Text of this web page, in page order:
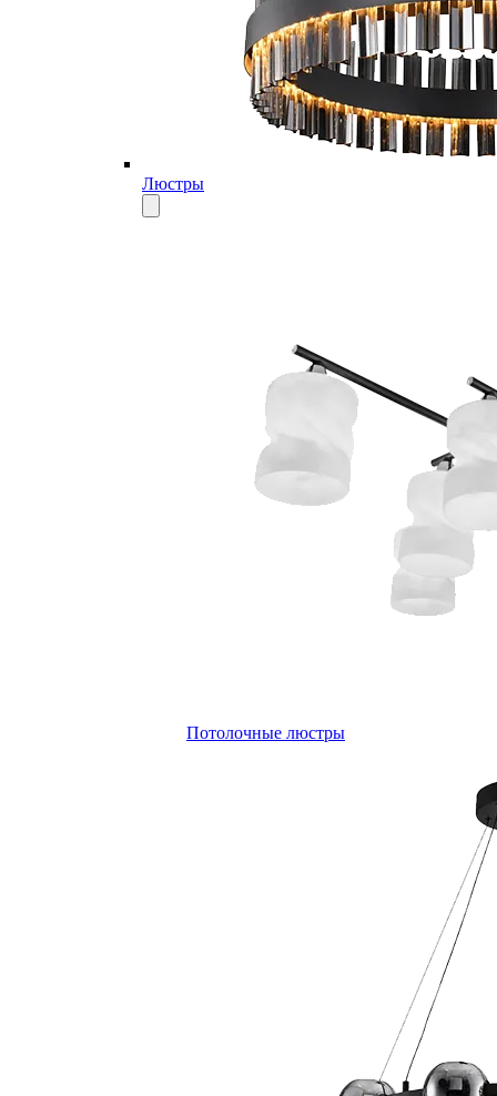
Люстры
Потолочные люстры